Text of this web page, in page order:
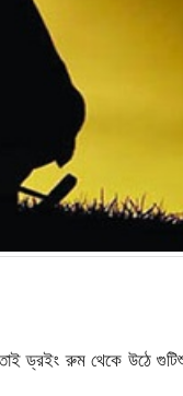
ড্রইং রুম থেকে উঠে